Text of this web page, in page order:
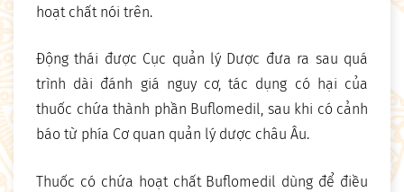
hoạt chất nói trên.
Động thái được Cục quản lý Dược đưa ra sau quá
trình dài đánh giá nguy cơ, tác dụng có hại của
thuốc chứa thành phần Buflomedil, sau khi có cảnh
báo từ phía Cơ quan quản lý dược châu Âu.
Thuốc có chứa hoạt chất Buflomedil dùng để điều